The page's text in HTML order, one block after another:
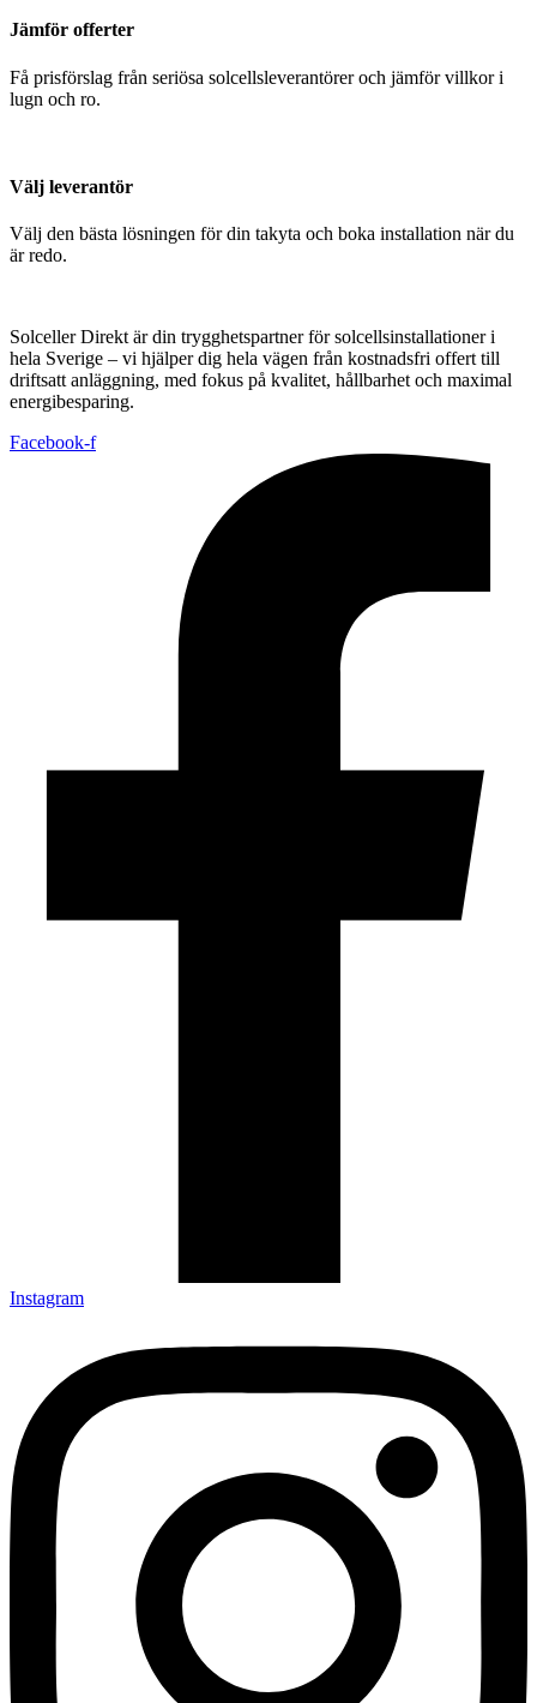
Jämför offerter
Få prisförslag från seriösa solcellsleverantörer och jämför villkor i
lugn och ro.
Välj leverantör
Välj den bästa lösningen för din takyta och boka installation när du
är redo.
Solceller Direkt är din trygghetspartner för solcellsinstallationer i
hela Sverige – vi hjälper dig hela vägen från kostnadsfri offert till
driftsatt anläggning, med fokus på kvalitet, hållbarhet och maximal
energibesparing.
Facebook-f
Instagram